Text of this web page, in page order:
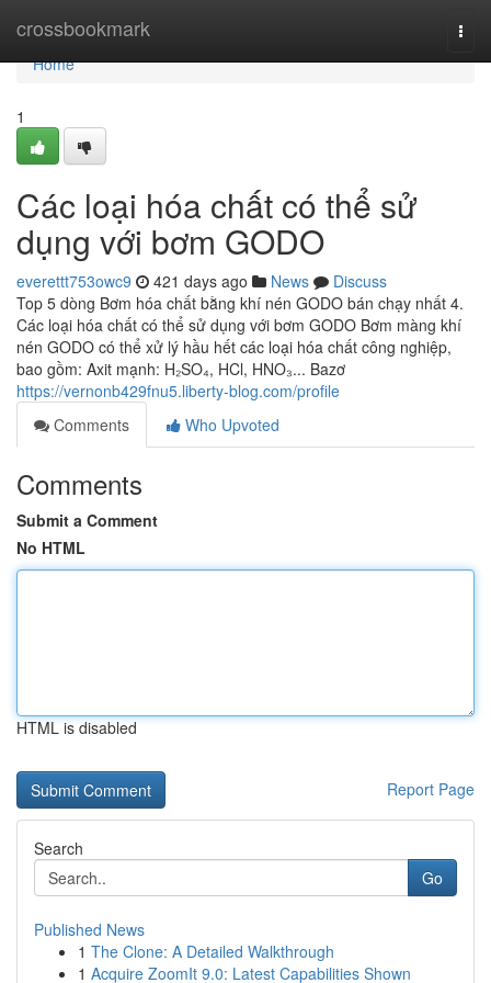
crossbookmark
Home
Home
1
Các loại hóa chất có thể sử
dụng với bơm GODO
everettt753owc9 421 days ago News
Discuss
Top 5 dòng Bơm hóa chất bằng khí nén GODO bán chạy nhất 4.
Các loại hóa chất có thể sử dụng với bơm GODO Bơm màng khí
nén GODO có thể xử lý hầu hết các loại hóa chất công nghiệp,
bao gồm: Axit mạnh: H₂SO₄, HCl, HNO₃... Bazơ
https://vernonb429fnu5.liberty-blog.com/profile
Comments
Who Upvoted
Comments
Submit a Comment
No HTML
HTML is disabled
Report Page
Search
Go
Published News
1 The Clone: A Detailed Walkthrough
1 Acquire ZoomIt 9.0: Latest Capabilities Shown